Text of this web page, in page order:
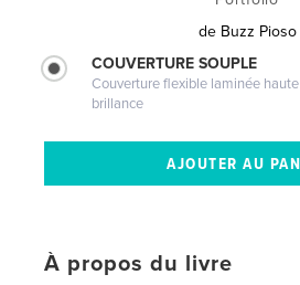
de Buzz Pioso
COUVERTURE SOUPLE
Couverture flexible laminée haute
brillance
À propos du livre